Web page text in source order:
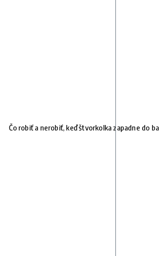
Čo robiť a nerobiť, keď štvorkolka zapadne do